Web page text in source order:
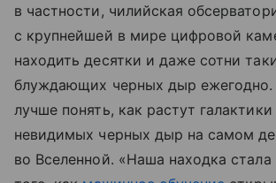
в частности, чилийская
с крупнейшей в мире цифровой
находить десятки и даже сотни
блуждающих черных дыр
лучше понять, как растут
невидимых черных дыр на самом
во Вселенной. «Наша находка